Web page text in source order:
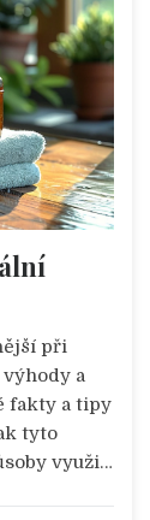
při
a
fakty a tipy
tyto
využití